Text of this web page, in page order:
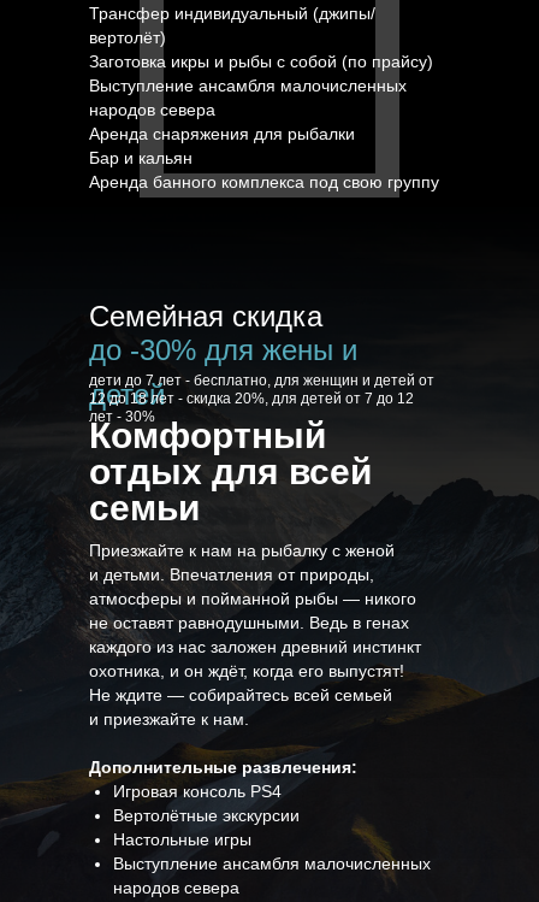
Трансфер индивидуальный (джипы/
вертолёт)
Заготовка икры и рыбы с собой (по прайсу)
Выступление ансамбля малочисленных
народов севера
Аренда снаряжения для рыбалки
Бар и кальян
Аренда банного комплекса под свою группу
Комфортный
отдых для всей
семьи
Приезжайте к нам на рыбалку с женой
и детьми. Впечатления от природы,
атмосферы и пойманной рыбы — никого
не оставят равнодушными. Ведь в генах
каждого из нас заложен древний инстинкт
охотника, и он ждёт, когда его выпустят!
Не ждите — собирайтесь всей семьей
и приезжайте к нам.
Дополнительные развлечения:
Игровая консоль PS4
Вертолётные экскурсии
Настольные игры
Выступление ансамбля малочисленных
народов севера
Семейная скидка
до -30% для жены и
детей
дети до 7 лет - бесплатно, для женщин и детей от
12 до 18 лет - скидка 20%, для детей от 7 до 12
лет - 30%